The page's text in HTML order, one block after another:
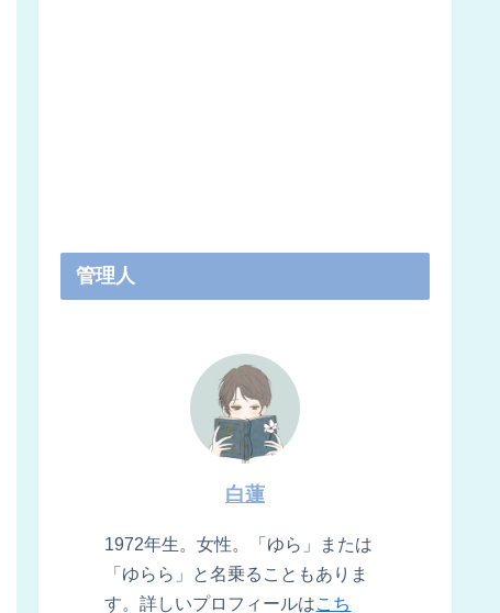
管理人
白蓮
1972年生。女性。「ゆら」または
「ゆらら」と名乗ることもありま
す。詳しいプロフィールはこち